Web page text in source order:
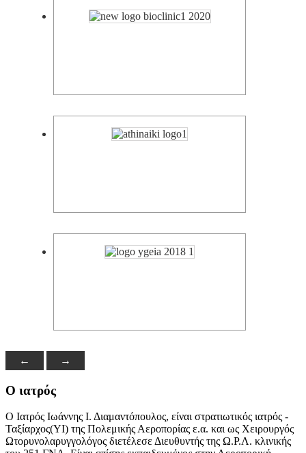
← →
Ο ιατρός
Ο Ιατρός Ιωάννης Ι. Διαμαντόπουλος, είναι στρατιωτικός ιατρός -
Ταξίαρχος(ΥΙ) της Πολεμικής Αεροπορίας ε.α. και ως Χειρουργός
Ωτορυνολαρυγγολόγος διετέλεσε Διευθυντής της Ω.Ρ.Λ. κλινικής